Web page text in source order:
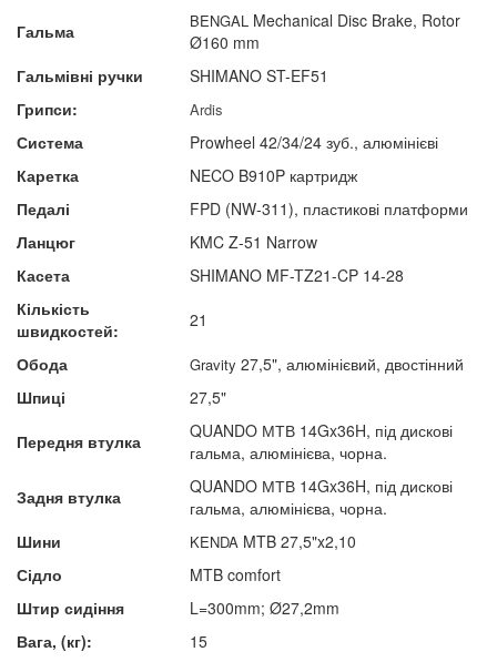
Гальма
BENGAL Mechanical Disc Brake, Rotor
Ø160 mm
Гальмівні ручки
SHIMANO ST-EF51
Грипси:
Ardis
Система
Prowheel 42/34/24 зуб., алюмінієві
Каретка
NECO B910P картридж
Педалі
FPD (NW-311), пластикові платформи
Ланцюг
KMC Z-51 Narrow
Касета
SHIMANO MF-TZ21-CP 14-28
Кількість
швидкостей:
21
Обода
Gravity 27,5", алюмінієвий, двостінний
Шпиці
27,5"
Передня втулка
QUANDO МТВ 14Gx36H, під дискові
гальма, алюмінієва, чорна.
Задня втулка
QUANDO МТВ 14Gx36H, під дискові
гальма, алюмінієва, чорна.
Шини
KENDA MTB 27,5"x2,10
Сідло
MTB comfort
Штир сидіння
L=300mm; Ø27,2mm
Вага, (кг):
15